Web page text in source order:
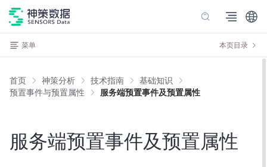
菜单 本页目录
首页 神策分析 技术指南
基础知识
预置事件与预置属性
服务端预置事件及预置属性
服务端预置事件及预置属性